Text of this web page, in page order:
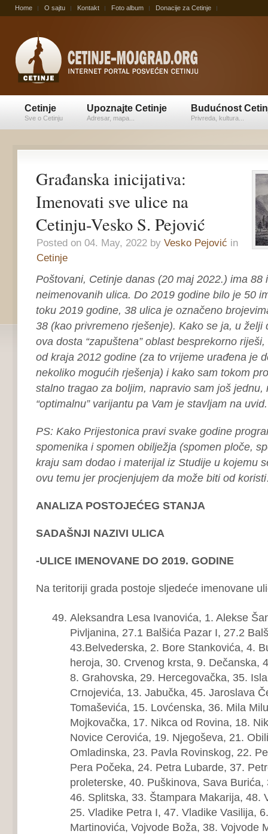
Home O sajtu Kontakt Foto album Donacije za Cetinje
Cetinje
Sve o Cetinju
Upoznajte Cetinje
Adresar, mapa...
Budućnost
Privreda, kultura...
Građanska inicijativa:
Imenovati sve ulice na
Cetinju-Vesko S. Pejović
Posted on 04. May, 2022 by Vesko Pejović in
Cetinje
Poštovani, Cetinje danas (20 maj 2022.) ima 88
neimenovanih ulica. Do 2019 godine bilo je 50
toku 2019 godine, 38 ulica je označeno
38 (kao privremeno rješenje). Kako se ja, u želji
ova dosta “zapuštena” oblast besprekorno
od kraja 2012 godine (za to vrijeme urađena je
nekoliko mogućih rješenja) i kako sam tokom
stalno tragao za boljim, napravio sam još jednu,
“optimalnu” varijantu pa Vam je stavljam na uvid.
PS: Kako Prijestonica pravi svake godine
spomenika i spomen obilježja (spomen ploče,
kraju sam dodao i materijal iz Studije u kojemu
ovu temu jer procjenjujem da može biti od
ANALIZA POSTOJEĆEG STANJA
SADAŠNJI NAZIVI ULICA
-ULICE IMENOVANE DO 2019. GODINE
Na teritoriji grada postoje sljedeće imenovane
Aleksandra Lesa Ivanovića, 1. Alekse
Pivljanina, 27.1 Balšića Pazar I, 27.2
43.Belvederska, 2. Bore Stankovića, 4.
heroja, 30. Crvenog krsta, 9. Dečanska,
8. Grahovska, 29. Hercegovačka, 35.
Crnojevića, 13. Jabučka, 45. Jaroslava
Tomaševića, 15. Lovćenska, 36. Mila
Mojkovačka, 17. Nikca od Rovina, 18.
Novice Cerovića, 19. Njegoševa, 21.
Omladinska, 23. Pavla Rovinskog, 22.
Pera Počeka, 24. Petra Lubarde, 37.
proleterske, 40. Puškinova, Sava Burića,
46. Splitska, 33. Štampara Makarija, 48.
25. Vladike Petra I, 47. Vladike Vasilija,
Martinovića, Vojvode Boža, 38. Vojvode